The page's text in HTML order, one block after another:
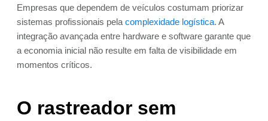
Empresas que dependem de veículos costumam priorizar
sistemas profissionais pela complexidade logística. A
integração avançada entre hardware e software garante que
a economia inicial não resulte em falta de visibilidade em
momentos críticos.
O rastreador sem